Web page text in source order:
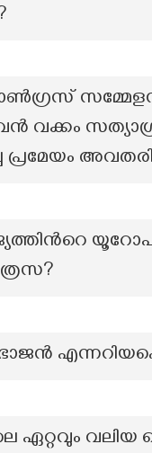
വക്കം
ഏറ്റവും